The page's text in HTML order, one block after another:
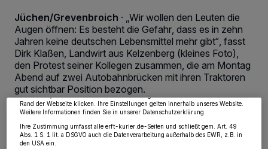
Jüchen/Grevenbroich · „Wir wollen den Leuten die
Augen öffnen: Es besteht die Gefahr, dass es in zehn
Jahren keine deutschen Lebensmittel mehr gibt“, fasst
Dirk Klaßen, Landwirt aus Kelzenberg (kleines Foto),
den Protest seiner Kollegen zusammen, die am Montag
Abend auf zwei Autobahnbrücken mit ihren Traktoren
gut sichtbar Position bezogen.
15.07.2022 , 18:32 Uhr Eine Minute Lesezeit
Wir und unsere 218
-Partner speichern und greifen auf personenbezogene Daten
wie Browserdaten oder eindeutige Kennungen auf Ihrem Gerät zu. Durch Auswahl
von OK aktivieren Sie Tracking-Technologien für die unter „Wir und unsere
Partner verarbeiten Daten, um Ihnen Dienste bereitzustellen“ aufgeführten
Zwecke. Wenn Tracker deaktiviert sind, sind manche Inhalte und Anzeigen
möglicherweise nicht mehr so relevant für Sie. Sie können dieses Menü jederzeit
wieder aufrufen, um Ihre Einstellungen zu ändern oder Ihre Einwilligung zu
widerrufen, indem Sie auf den Link Einstellungen oder Ablehnen am unteren
Rand der Webseite klicken. Ihre Einstellungen gelten innerhalb unseres Website.
Weitere Informationen finden Sie in unserer Datenschutzerklärung.
Ihre Zustimmung umfasst alle erft-kurier.de-Seiten und schließt gem. Art. 49
Abs. 1 S. 1 lit. a DSGVO auch die Datenverarbeitung außerhalb des EWR, z.B. in
den USA ein.